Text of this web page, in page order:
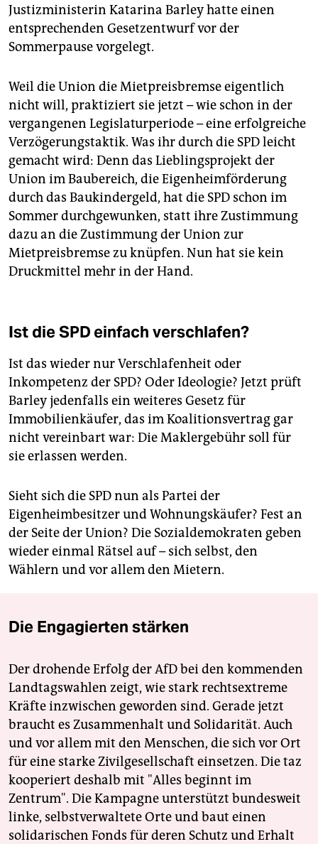
Justizministerin Katarina Barley hatte einen
entsprechenden Gesetzentwurf vor der
Sommerpause vorgelegt.
Weil die Union die Mietpreisbremse eigentlich
nicht will, praktiziert sie jetzt – wie schon in der
vergangenen Legislaturperiode – eine erfolgreiche
Verzögerungstaktik. Was ihr durch die SPD leicht
gemacht wird: Denn das Lieblingsprojekt der
Union im Baubereich, die Eigenheimförderung
durch das Baukindergeld, hat die SPD schon im
Sommer durchgewunken, statt ihre Zustimmung
dazu an die Zustimmung der Union zur
Mietpreisbremse zu knüpfen. Nun hat sie kein
Druckmittel mehr in der Hand.
Ist die SPD einfach verschlafen?
Ist das wieder nur Verschlafenheit oder
Inkompetenz der SPD? Oder Ideologie? Jetzt prüft
Barley jedenfalls ein weiteres Gesetz für
Immobilienkäufer, das im Koalitionsvertrag gar
nicht vereinbart war: Die Maklergebühr soll für
sie erlassen werden.
Sieht sich die SPD nun als Partei der
Eigenheimbesitzer und Wohnungs­käufer? Fest an
der Seite der Union? Die Sozialdemokraten geben
wieder einmal Rätsel auf – sich selbst, den
Wählern und vor allem den Mietern.
Die Engagierten stärken
Der drohende Erfolg der AfD bei den kommenden
Landtagswahlen zeigt, wie stark rechtsextreme
Kräfte inzwischen geworden sind. Gerade jetzt
braucht es Zusammenhalt und Solidarität. Auch
und vor allem mit den Menschen, die sich vor Ort
für eine starke Zivilgesellschaft einsetzen. Die taz
kooperiert deshalb mit "Alles beginnt im
Zentrum". Die Kampagne unterstützt bundesweit
linke, selbstverwaltete Orte und baut einen
solidarischen Fonds für deren Schutz und Erhalt